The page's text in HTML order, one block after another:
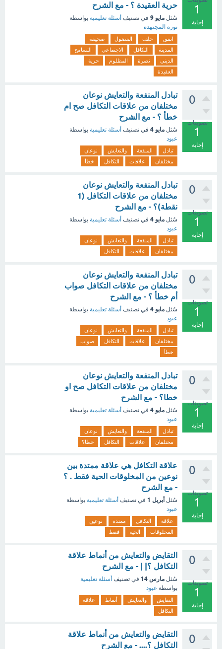
1
إجابة
حرية العقيدة ؟ - مع الشرح
سُئل مايو 9 في تصنيف أسئلة تعليمية بواسطة
نورة المجتهدة
اتفق حلف الفضول
صحيفة
المدينة
التكافل الاجتماعي
التسامح
الديني
نصرة المظلوم
حرية
العقيدة
0
تصويتات
1
إجابة
تبادل المنفعة والتعايش نوعان
مختلفان من علاقات التكافل صح ام
خطأ ؟ - مع الشرح
سُئل مايو 4 في تصنيف أسئلة تعليمية بواسطة
عبود
تبادل المنفعة والتعايش
نوعان
مختلفان
علاقات التكافل خطأ
0
تصويتات
1
إجابة
تبادل المنفعة والتعايش نوعان
مختلفان من علاقات التكافل (1
نقطة)؟ - مع الشرح
سُئل مايو 4 في تصنيف أسئلة تعليمية بواسطة
عبود
تبادل المنفعة والتعايش
نوعان
مختلفان
علاقات التكافل
0
تصويتات
1
إجابة
تبادل المنفعة والتعايش نوعان
مختلفان من علاقات التكافل صواب
أم خطأ ؟ - مع الشرح
سُئل مايو 4 في تصنيف أسئلة تعليمية بواسطة
عبود
تبادل المنفعة والتعايش
نوعان
مختلفان
علاقات التكافل
صواب
خطأ
0
تصويتات
1
إجابة
تبادل المنفعة والتعايش نوعان
مختلفان من علاقات التكافل صح او
خطا؟ - مع الشرح
سُئل مايو 4 في تصنيف أسئلة تعليمية بواسطة
عبود
تبادل المنفعة والتعايش
نوعان
مختلفان
علاقات التكافل خطا؟
0
تصويتات
1
إجابة
علاقة التكافل هي علاقة ممتدة بين
نوعين من المخلوقات الحية فقط . ؟
- مع الشرح
سُئل أبريل 1 في تصنيف أسئلة تعليمية بواسطة
عبود
علاقة التكافل ممتدة
نوعين
المخلوقات
الحية فقط
0
تصويتات
1
إجابة
التقايض والتعايش من أنماط علاقة
التكافل ؟| | - مع الشرح
سُئل مارس 14 في تصنيف أسئلة تعليمية
بواسطة عبود
التقايض والتعايش أنماط
علاقة
التكافل
0
التقايض والتعايش من أنماط علاقة
التكافل ؟.... - مع الشرح